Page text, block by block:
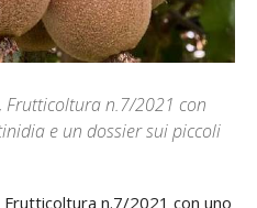
Frutticoltura n.7/2021 con
e un dossier sui piccoli
n.7/2021 con uno